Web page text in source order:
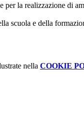
la realizzazione di
scuola e della
nella COOKIE